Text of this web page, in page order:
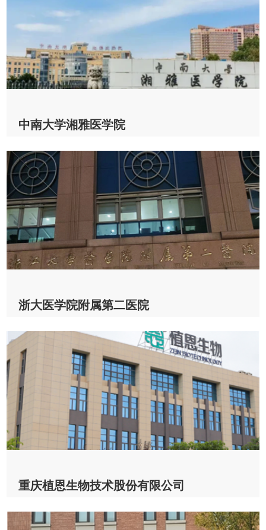
2022-12-07
查看详情
中南大学湘雅医学院
中南大学湘雅医学院 & CV200
2022-11-25
查看详情
浙大医学院附属第二医院
2022-11-01
查看详情
重庆植恩生物技术股份有限公司
重庆植恩生物技术股份有限公司 & Auto R2-Plus